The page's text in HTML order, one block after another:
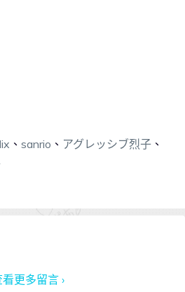
、 sanrio 、 アグレッシブ烈子、
看更多留言 ›